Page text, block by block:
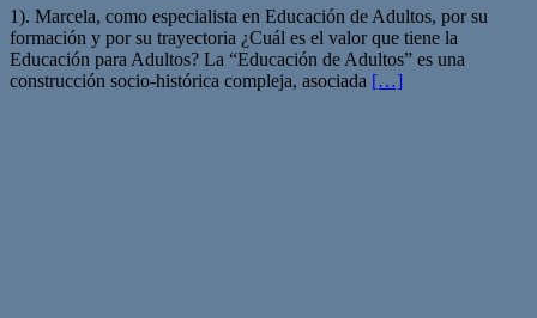
1). Marcela, como especialista en Educación de Adultos, por su
formación y por su trayectoria ¿Cuál es el valor que tiene la
Educación para Adultos? La “Educación de Adultos” es una
construcción socio-histórica compleja, asociada […]